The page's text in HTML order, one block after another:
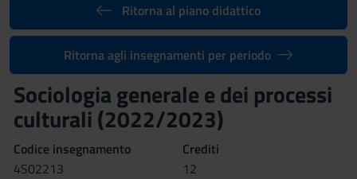
Ritorna al piano didattico
Ritorna agli insegnamenti per periodo
Sociologia generale e dei processi
culturali (2022/2023)
Codice insegnamento
4S02213
Crediti
12